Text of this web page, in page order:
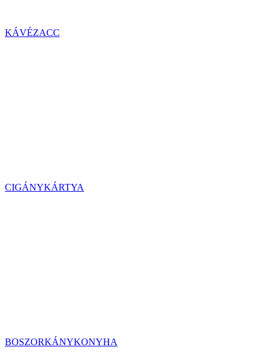
KÁVÉZACC
CIGÁNYKÁRTYA
BOSZORKÁNYKONYHA